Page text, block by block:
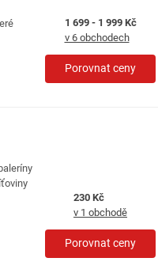
1 699 - 1 999 Kč
v 6 obchodech
Porovnat ceny
230 Kč
v 1 obchodě
Porovnat ceny